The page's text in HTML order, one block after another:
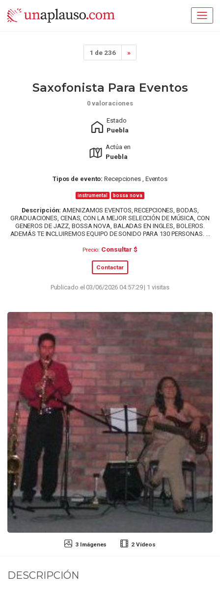
1 de 236 »
3 Imágenes 2 Vídeos
Saxofonista Para Eventos
0 valoraciones
Estado
Puebla
Actúa en
Puebla
Tipos de evento: Recepciones , Eventos
instrumental bossa nova
Descripción: AMENIZAMOS EVENTOS, RECEPCIONES, BODAS,
GRADUACIONES, CENAS, CON LA MEJOR SELECCIÓN DE MÚSICA, CON
GENEROS DE JAZZ, BOSSA NOVA, BALADAS EN INGLES, BOLEROS.
ADEMÁS TE INCLUIREMOS EQUIPO DE SONIDO PARA 130 PERSONAS. ...
Precio: Consultar $
Contactar
Publicado el 03/06/2026 04:57:29 | 1 visitas
DESCRIPCIÓN